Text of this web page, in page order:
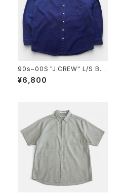
90s~00S "J.CREW" L/S B.D
cotton Shirt ジェークルー ボ
タンダウン コットン シャツ [L]
¥6,800